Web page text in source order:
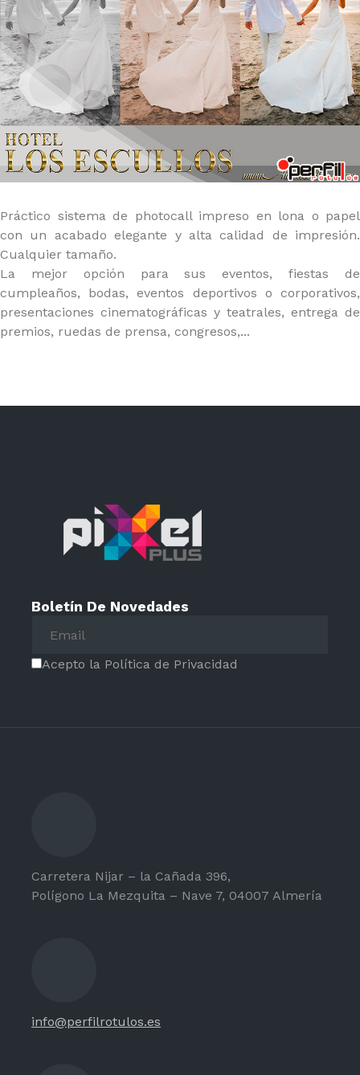
Práctico sistema de photocall impreso en lona o papel
con un acabado elegante y alta calidad de impresión.
Cualquier tamaño.
La mejor opción para sus eventos, fiestas de
cumpleaños, bodas, eventos deportivos o corporativos,
presentaciones cinematográficas y teatrales, entrega de
premios, ruedas de prensa, congresos,...
Boletín De Novedades
Acepto la Política de Privacidad
Carretera Nijar – la Cañada 396,
Polígono La Mezquita – Nave 7, 04007 Almería
info@perfilrotulos.es